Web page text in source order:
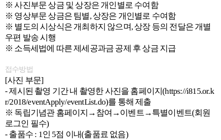
※ 사진부문 상금 및 상장은 개인별로 수여함
※ 영상부문 상금은 팀별, 상장은 개인별로 수여함
※ 별도의 시상식은 개최하지 않으며, 상장 등의 전달은 개별
우편 발송 시행
※ 소득세법에 따른 제세공과금 공제 후 상금 지급
접수방법
[사진 부문]
- 제시된 촬영 기간 내 촬영한 사진을 홈페이지(https://i815.or.k
r/2018/eventApply/eventList.do)를 통해 제출
※ 독립기념관 홈페이지→참여→이벤트→특별이벤트(회원
로그인 필수)
- 출품수 : 1인 5점 이내(출품료 없음)